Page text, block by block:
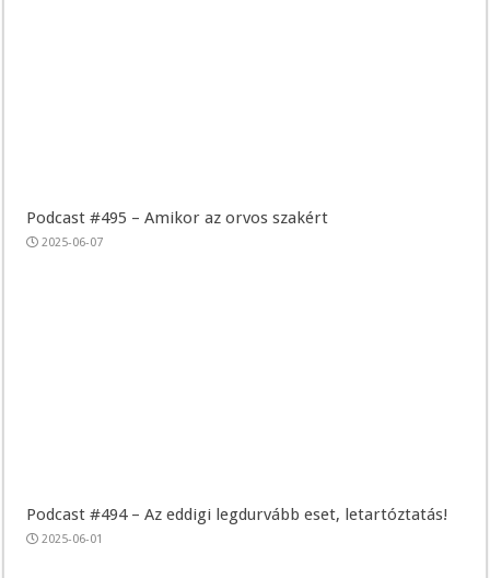
Podcast #495 – Amikor az orvos szakért
2025-06-07
Podcast #494 – Az eddigi legdurvább eset, letartóztatás!
2025-06-01